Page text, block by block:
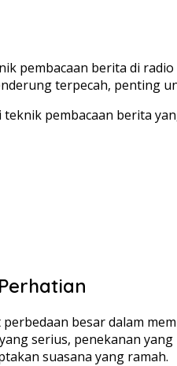
pembacaan berita di
terpecah, penting
pembacaan berita
besar dalam
serius, penekanan
suasana yang ramah.